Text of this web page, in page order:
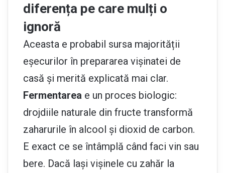
diferența pe care mulți o
ignoră
Aceasta e probabil sursa majorității
eșecurilor în prepararea vișinatei de
casă și merită explicată mai clar.
Fermentarea e un proces biologic:
drojdiile naturale din fructe transformă
zaharurile în alcool și dioxid de carbon.
E exact ce se întâmplă când faci vin sau
bere. Dacă lași vișinele cu zahăr la